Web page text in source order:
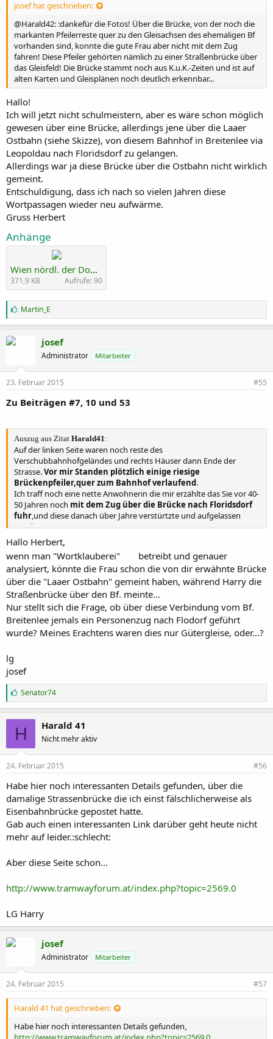
:
josef hat geschrieben:
@Harald42: :dankefür die Fotos! Über die Brücke, von der noch die
markanten Pfeilerreste quer zu den Gleisachsen des ehemaligen Bf
vorhanden sind, konnte die gute Frau aber nicht mit dem Zug
fahren! Diese Pfeiler gehörten nämlich zu einer Straßenbrücke über
das Gleisfeld! Die Brücke stammt noch aus K.u.K.-Zeiten und ist auf
alten Karten und Gleisplänen noch deutlich erkennbar...
Hallo!
Ich will jetzt nicht schulmeistern, aber es wäre schon möglich
gewesen über eine Brücke, allerdings jene über die Laaer
Ostbahn (siehe Skizze), von diesem Bahnhof in Breitenlee via
Leopoldau nach Floridsdorf zu gelangen.
Allerdings war ja diese Brücke über die Ostbahn nicht wirklich
gemeint.
Entschuldigung, dass ich nach so vielen Jahren diese
Wortpassagen wieder neu aufwärme.
Gruss Herbert
Anhänge
Wien nördl. der Donau 1942.jpg
371,9 KB Aufrufe: 90
G
e
f
t
i
:
Martin_E
josef
Administrator Mitarbeiter
23. Februar 2015 #55
Zu Beiträgen #7, 10 und 53
Auszug aus Zitat Harald41:
Auf der linken Seite waren noch reste des
Verschubbahnhofgeländes und rechts Häuser dann Ende der
Strasse.Vor mir Standen plötzlich einige riesige
Brückenpfeiler,quer zum Bahnhof verlaufend.
Ich traff noch eine nette Anwohnerin die mir erzählte das Sie vor 40-
50 Jahren noch mit dem Zug über die Brücke nach Floridsdorf
fuhr,und diese danach über Jahre verstürtzte und aufgelassen
wurde.
Hallo Herbert,
wenn man "Wortklauberei"
betreibt und genauer
analysiert, könnte die Frau schon die von dir erwähnte Brücke
über die "Laaer Ostbahn" gemeint haben, während Harry die
Straßenbrücke über den Bf. meinte...
Nur stellt sich die Frage, ob über diese Verbindung vom Bf.
Breitenlee jemals ein Personenzug nach Flodorf geführt
wurde? Meines Erachtens waren dies nur Gütergleise, oder...?
lg
josef
G
e
f
ä
l
t
i
:
Senator74
H Harald 41
Nicht mehr aktiv
24. Februar 2015 #56
Habe hier noch interessanten Details gefunden, über die
damalige Strassenbrücke die ich einst fälschlicherweise als
Eisenbahnbrücke gepostet hatte.
Gab auch einen interessanten Link darüber geht heute nicht
mehr auf leider.:schlecht:
Aber diese Seite schon...
http://www.tramwayforum.at/index.php?topic=2569.0
LG Harry
josef
Administrator Mitarbeiter
24. Februar 2015 #57
Harald 41 hat geschrieben:
Habe hier noch interessanten Details gefunden,